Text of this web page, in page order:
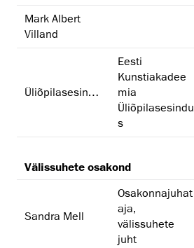
Mark Albert
Villand
Üliõpilasesindus
Eesti
Kunstiakadee
mia
Üliõpilasesindu
s
Välissuhete osakond
Sandra Mell
Osakonnajuhat
aja,
välissuhete
juht